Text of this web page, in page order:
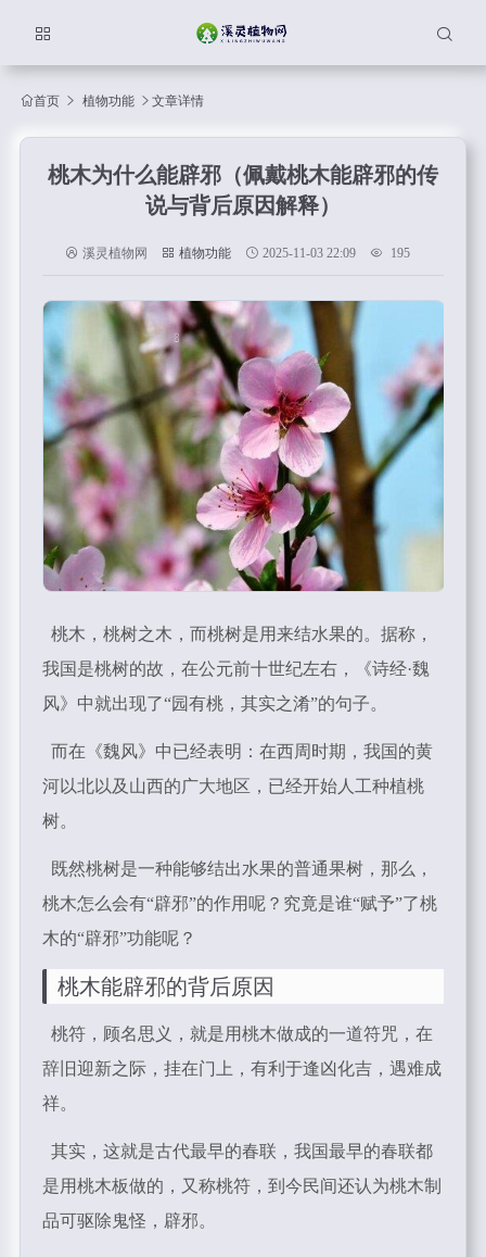
首页 植物功能 文章详情
桃木为什么能辟邪（佩戴桃木能辟邪的传
说与背后原因解释）
溪灵植物网 植物功能 2025-11-03 22:09 195
桃木，桃树之木，而桃树是用来结水果的。据称，
我国是桃树的故，在公元前十世纪左右，《诗经·魏
风》中就出现了“园有桃，其实之淆”的句子。
而在《魏风》中已经表明：在西周时期，我国的黄
河以北以及山西的广大地区，已经开始人工种植桃
树。
既然桃树是一种能够结出水果的普通果树，那么，
桃木怎么会有“辟邪”的作用呢？究竟是谁“赋予”了桃
木的“辟邪”功能呢？
桃木能辟邪的背后原因
桃符，顾名思义，就是用桃木做成的一道符咒，在
辞旧迎新之际，挂在门上，有利于逢凶化吉，遇难成
祥。
其实，这就是古代最早的春联，我国最早的春联都
是用桃木板做的，又称桃符，到今民间还认为桃木制
品可驱除鬼怪，辟邪。